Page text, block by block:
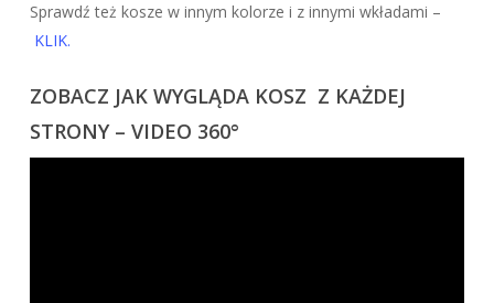
Sprawdź też kosze w innym kolorze i z innymi wkładami –
KLIK.
ZOBACZ JAK WYGLĄDA KOSZ Z KAŻDEJ
STRONY – VIDEO 360°